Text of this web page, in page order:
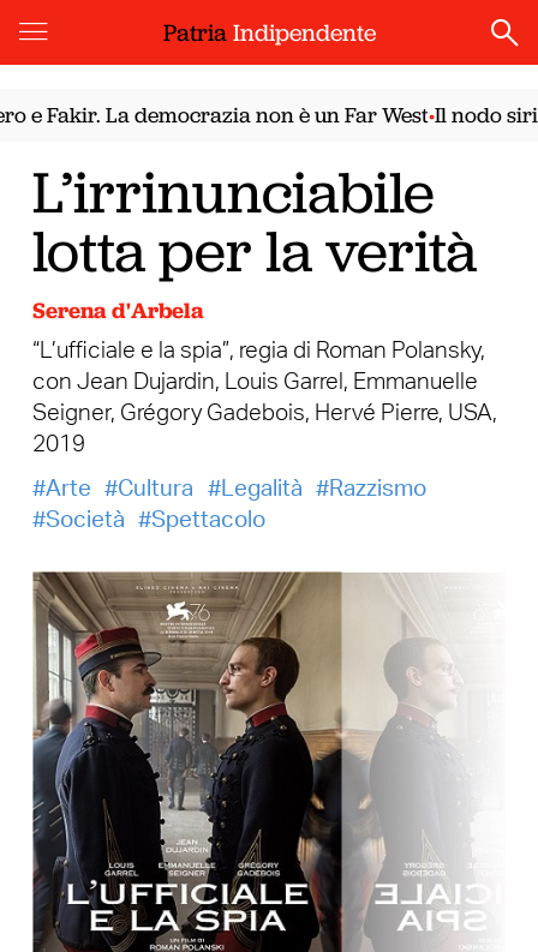
PatriaIndipendente
Fakir. La democrazia non è un Far West•Il nodo
L’irrinunciabile
lotta per la verità
Serena d'Arbela
“L’ufficiale e la spia”, regia di Roman Polansky,
con Jean Dujardin, Louis Garrel, Emmanuelle
Seigner, Grégory Gadebois, Hervé Pierre, USA,
2019
Arte
Cultura Legalità
Razzismo
Società
Spettacolo